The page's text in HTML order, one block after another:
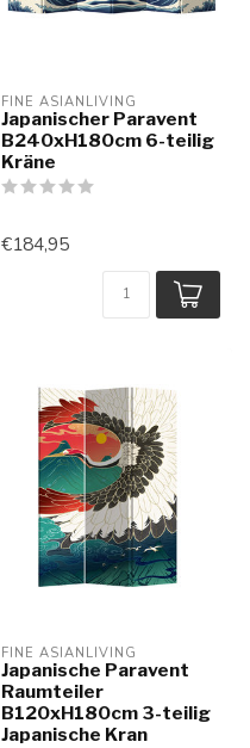
FINE ASIANLIVING
Japanischer Paravent
B240xH180cm 6-teilig
Kräne
€184,95
FINE ASIANLIVING
Japanische Paravent
Raumteiler
B120xH180cm 3-teilig
Japanische Kran